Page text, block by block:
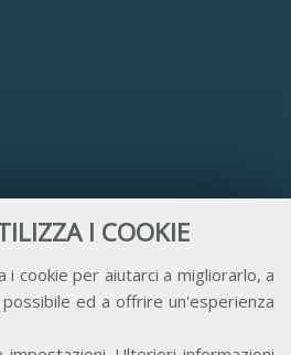
I COOKIE
cookie per aiutarci a migliorarlo, a
ed a offrire un'esperienza